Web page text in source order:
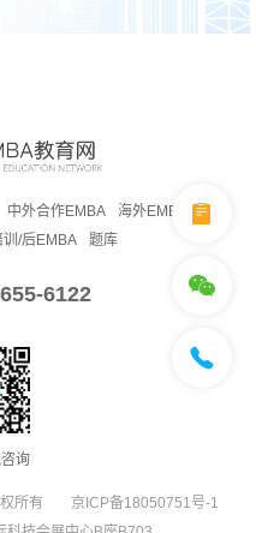
中外合作EMBA
海外EMBA
训/后EMBA 题库
6122
询
所有
京ICP备18050751号-1